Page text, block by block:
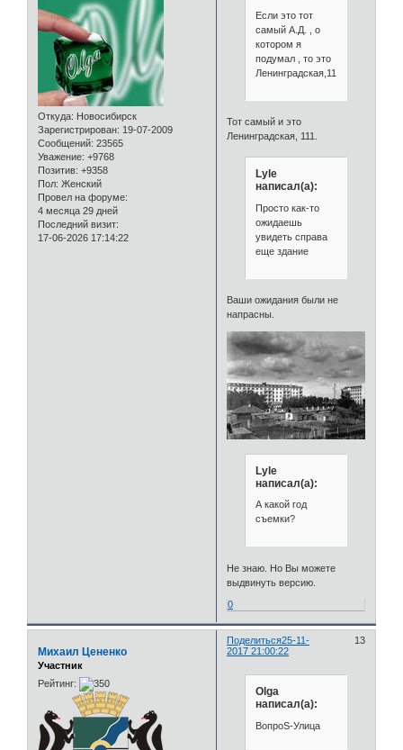
Откуда: Новосибирск
Зарегистрирован: 19-07-2009
Сообщений: 23565
Уважение: +9768
Позитив: +9358
Пол: Женский
Провел на форуме:
4 месяца 29 дней
Последний визит:
17-06-2026 17:14:22
Если это тот
самый А.Д. , о
котором я
подумал , то это
Ленинградская,111.
Тот самый и это
Ленинградская, 111.
Lyle
написал(а):
Просто как-то
ожидаешь
увидеть справа
еще здание
Ваши ожидания были не
напрасны.
Lyle
написал(а):
А какой год
съемки?
Не знаю. Но Вы можете
выдвинуть версию.
0
Поделиться 13
25-11-
2017 21:00:22
Михаил Цененко
Участник
Рейтинг:
Olga
написал(а):
ВопроS-Улица